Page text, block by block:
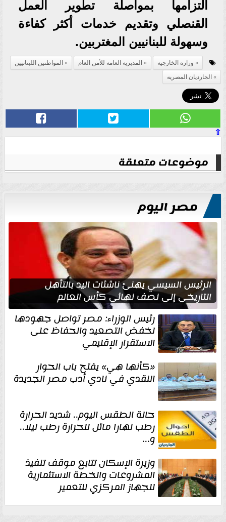
التزامها بمواصلة تطوير العمل
القنصلي وتقديم خدمات أكثر كفاءة
وسهولة للبنانيين المغتربين.
وزارة الخارجية المديرية العامة للأمن العام
المواطنين اللبنانيين
الجارديان المصريه
⇧
موضوعات متعلقة
مصر اليوم
الرئيس السيسي يهنئ ناشئات اليد بالتأهل
التاريخي إلى نصف نهائي كأس العالم
رئيس الوزراء: مصر تواصل جهودها
لخفض التصعيد والحفاظ على
الاستقرار الإقليمي
«كأنها هي» يفتح باب الحوار
النقدي في نادي أدب مصر الجديدة
حالة الطقس اليوم.. شديد الحرارة
رطب نهارا مائل للحرارة رطب ليلا..
و...
وزيرة الإسكان تتابع موقف تنفيذ
المشروعات والخطة الاستثمارية
للجهاز المركزي للتعمير